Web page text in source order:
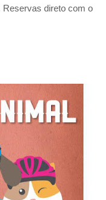
Reservas direto com o